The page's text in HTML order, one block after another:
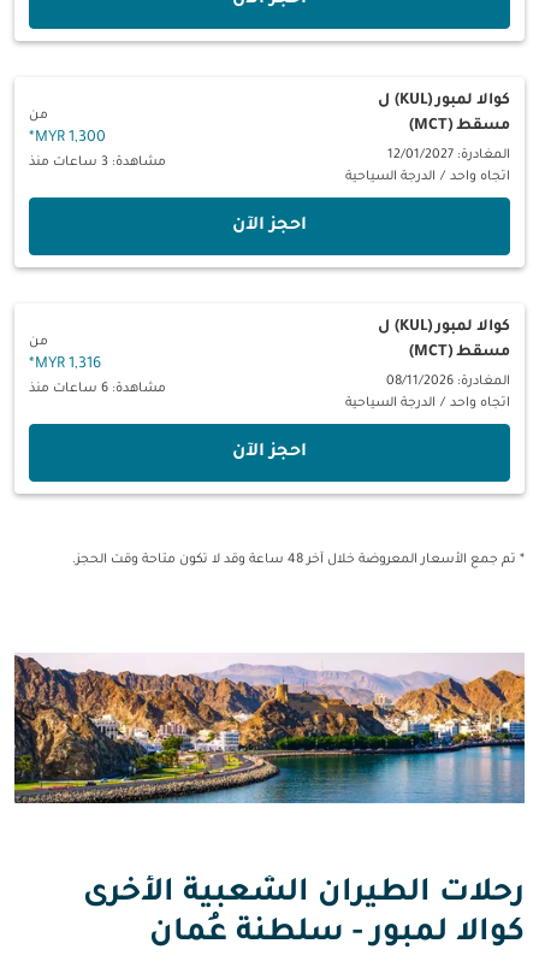
كوالا لمبور (KUL)
ل
مسقط (MCT)
المغادرة: 12/01/2027
اتجاه واحد / الدرجة السياحية
من
1,300 MYR
*
مشاهدة: 3 ساعات منذ
‫احجز الآن‬
كوالا لمبور (KUL)
ل
مسقط (MCT)
المغادرة: 08/11/2026
اتجاه واحد / الدرجة السياحية
من
1,316 MYR
*
مشاهدة: 6 ساعات منذ
‫احجز الآن‬
* تم جمع الأسعار المعروضة خلال آخر 48 ساعة وقد لا تكون متاحة وقت الحجز.
رحلات الطيران الشعبية الأخرى
كوالا لمبور - سلطنة عُمان